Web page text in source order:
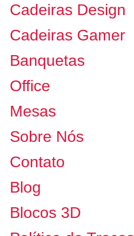
Cadeiras Design
Cadeiras Gamer
Banquetas
Office
Mesas
Sobre Nós
Contato
Blog
Blocos 3D